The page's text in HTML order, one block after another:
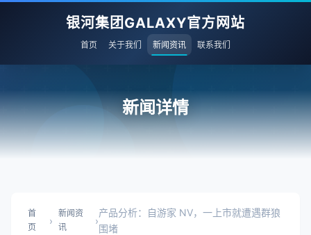
银河集团GALAXY官方网站
首页 关于我们 新闻资讯 联系我们
新闻详情
首
页
›
新闻资
讯
›
产品分析：自游家 NV，一上市就遭遇群狼
围堵